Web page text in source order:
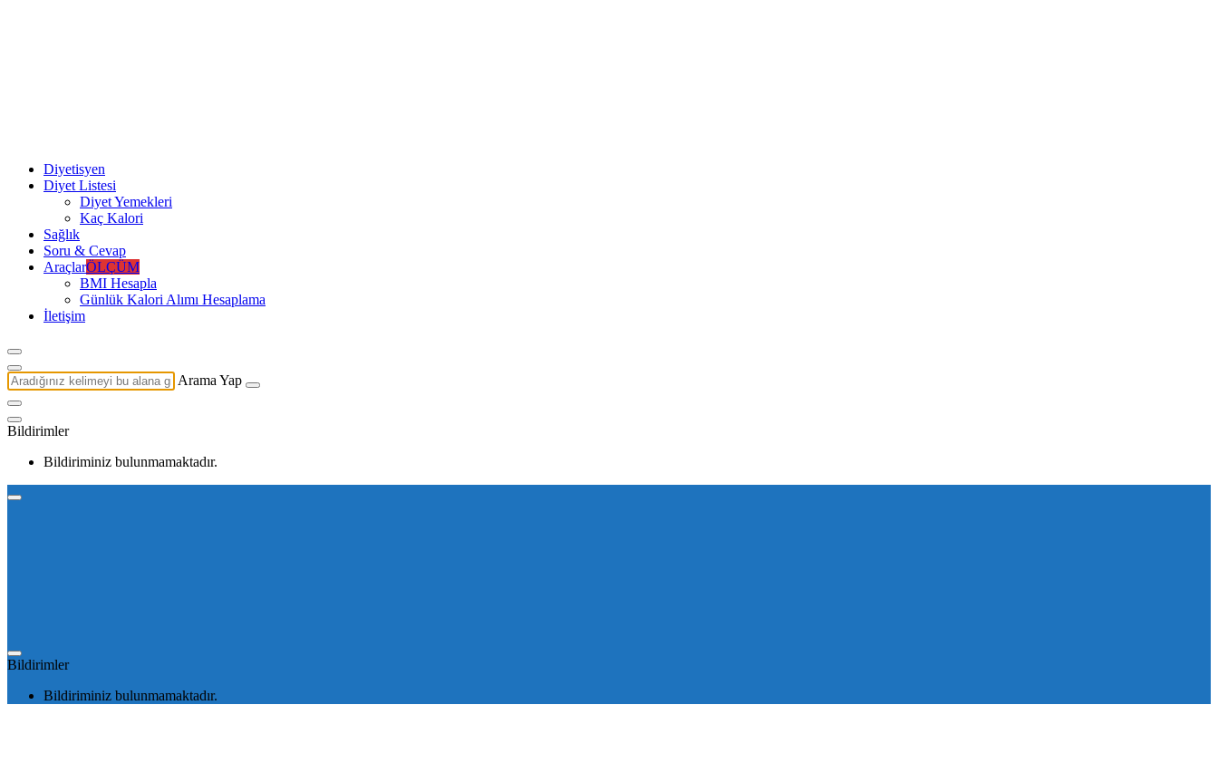
Diyetisyen
Diyet Listesi
Diyet Yemekleri
Kaç Kalori
Sağlık
Soru & Cevap
AraçlarÖLÇÜM
BMI Hesapla
Günlük Kalori Alımı Hesaplama
İletişim
Arama Yap
Bildirimler
Bildiriminiz bulunmamaktadır.
Bildirimler
Bildiriminiz bulunmamaktadır.